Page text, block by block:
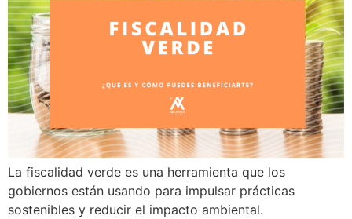
La fiscalidad verde es una herramienta que los
gobiernos están usando para impulsar prácticas
sostenibles y reducir el impacto ambiental.